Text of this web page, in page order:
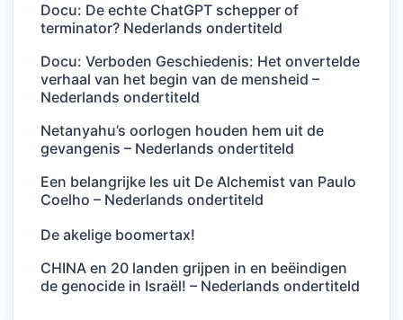
Docu: De echte ChatGPT schepper of
terminator? Nederlands ondertiteld
Docu: Verboden Geschiedenis: Het onvertelde
verhaal van het begin van de mensheid –
Nederlands ondertiteld
Netanyahu’s oorlogen houden hem uit de
gevangenis – Nederlands ondertiteld
Een belangrijke les uit De Alchemist van Paulo
Coelho – Nederlands ondertiteld
De akelige boomertax!
CHINA en 20 landen grijpen in en beëindigen
de genocide in Israël! – Nederlands ondertiteld